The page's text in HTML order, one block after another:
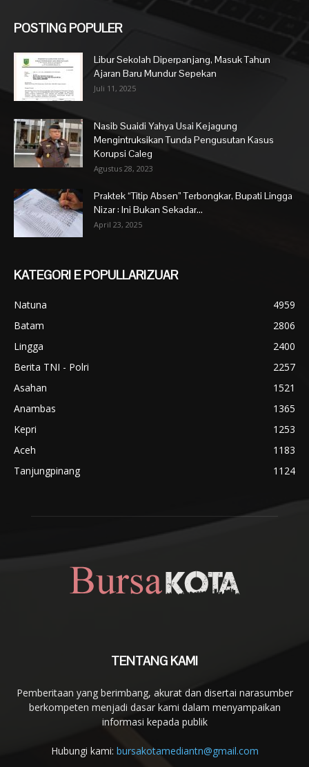
POSTING POPULER
Libur Sekolah Diperpanjang, Masuk Tahun
Ajaran Baru Mundur Sepekan
Juli 11, 2025
Nasib Suaidi Yahya Usai Kejagung
Mengintruksikan Tunda Pengusutan Kasus
Korupsi Caleg
Agustus 28, 2023
Praktek “Titip Absen” Terbongkar, Bupati Lingga
Nizar : Ini Bukan Sekadar...
April 23, 2025
KATEGORI E POPULLARIZUAR
Natuna
4959
Batam
2806
Lingga
2400
Berita TNI - Polri
2257
Asahan
1521
Anambas
1365
Kepri
1253
Aceh
1183
Tanjungpinang
1124
TENTANG KAMI
Pemberitaan yang berimbang, akurat dan disertai narasumber
berkompeten menjadi dasar kami dalam menyampaikan
informasi kepada publik
Hubungi kami: bursakotamediantn@gmail.com